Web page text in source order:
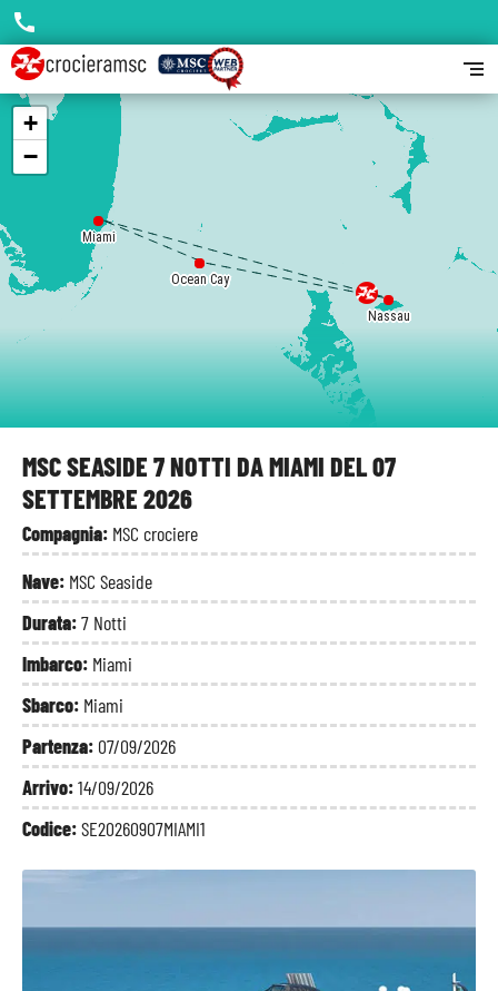
MSC SEASIDE 7 NOTTI DA MIAMI DEL 07
SETTEMBRE 2026
Compagnia: MSC crociere
Nave: MSC Seaside
Durata:7 Notti
Imbarco: Miami
Sbarco: Miami
Partenza: 07/09/2026
Arrivo:14/09/2026
Codice:SE20260907MIAMI1
Miami
Nassau
Ocean Cay
Ocean Cay
Miami
Nassau
Ocean Cay
+
−
call
segment